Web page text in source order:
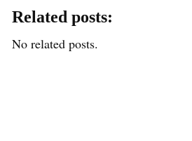
Related posts:
No related posts.